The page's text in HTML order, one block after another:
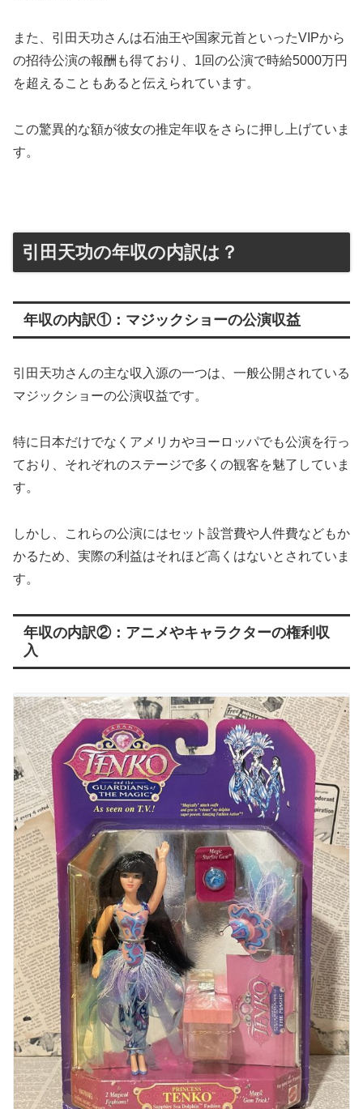
また、引田天功さんは石油王や国家元首といったVIPから
の招待公演の報酬も得ており、1回の公演で時給5000万円
を超えることもあると伝えられています。
この驚異的な額が彼女の推定年収をさらに押し上げていま
す。
引田天功の年収の内訳は？
年収の内訳①：マジックショーの公演収益
引田天功さんの主な収入源の一つは、一般公開されている
マジックショーの公演収益です。
特に日本だけでなくアメリカやヨーロッパでも公演を行っ
ており、それぞれのステージで多くの観客を魅了していま
す。
しかし、これらの公演にはセット設営費や人件費などもか
かるため、実際の利益はそれほど高くはないとされていま
す。
年収の内訳②：アニメやキャラクターの権利収
入